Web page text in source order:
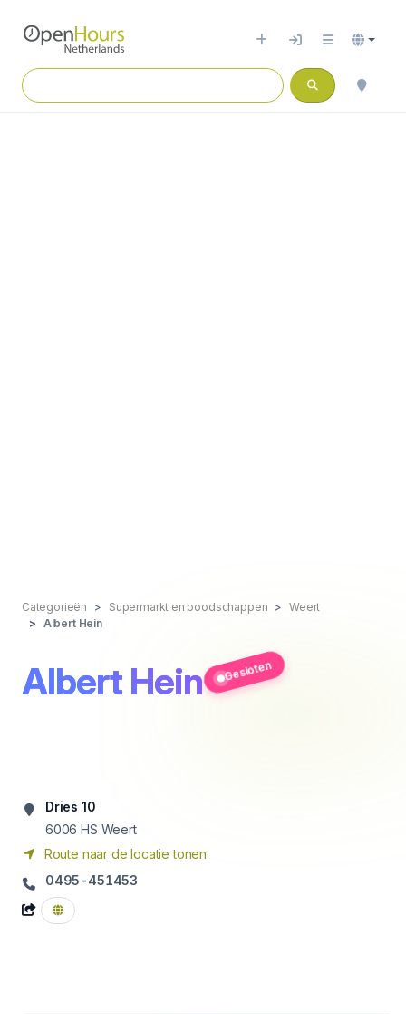
Categorieën Supermarkt en boodschappen
Weert
Albert Hein
Albert Hein Gesloten
Dries 10
6006 HS Weert
Route naar de locatie tonen
0495-451453